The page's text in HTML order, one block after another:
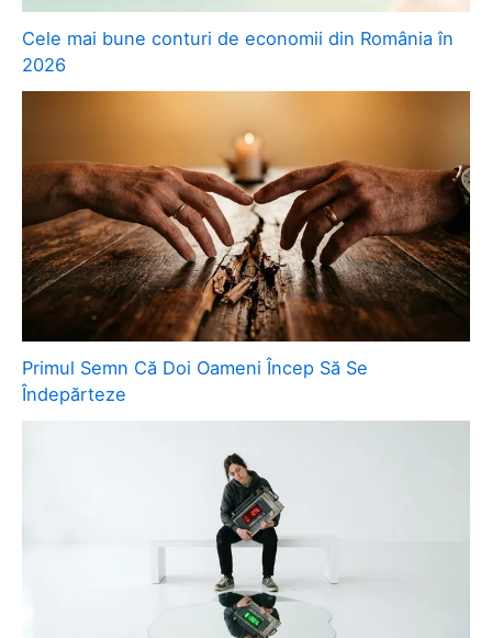
Cele mai bune conturi de economii din România în
2026
Primul Semn Că Doi Oameni Încep Să Se
Îndepărteze